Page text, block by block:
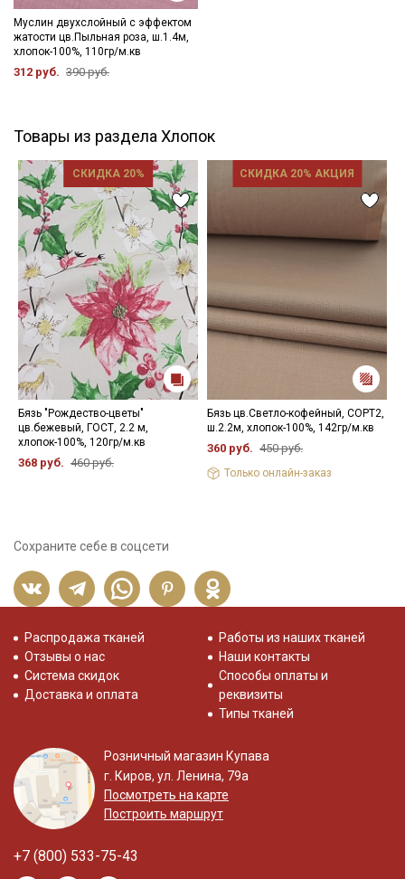
Муслин двухслойный с эффектом
жатости цв.Пыльная роза, ш.1.4м,
хлопок-100%, 110гр/м.кв
312 руб. 390 руб.
Товары из раздела Хлопок
СКИДКА 20%
Бязь "Рождество-цветы"
цв.бежевый, ГОСТ, 2.2 м,
хлопок-100%, 120гр/м.кв
368 руб. 460 руб.
СКИДКА 20% АКЦИЯ
Бязь цв.Светло-кофейный, СОРТ2,
ш.2.2м, хлопок-100%, 142гр/м.кв
360 руб. 450 руб.
Только онлайн-заказ
Сохраните себе в соцсети
Распродажа тканей
Отзывы о нас
Система скидок
Доставка и оплата
Работы из наших тканей
Наши контакты
Способы оплаты и
реквизиты
Типы тканей
Розничный магазин Купава
г. Киров, ул. Ленина, 79а
Посмотреть на карте
Построить маршрут
+7 (800) 533-75-43